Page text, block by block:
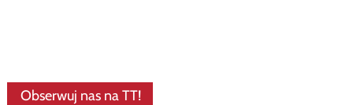
Obserwuj nas na TT!